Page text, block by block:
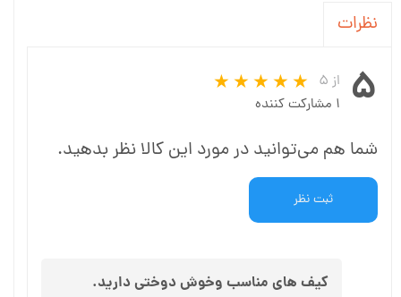
نظرات
۵ از ۵
۱ مشارکت کننده
شما هم می‌توانید در مورد این کالا نظر بدهید.
ثبت نظر
کیف های مناسب وخوش دوختی دارید.